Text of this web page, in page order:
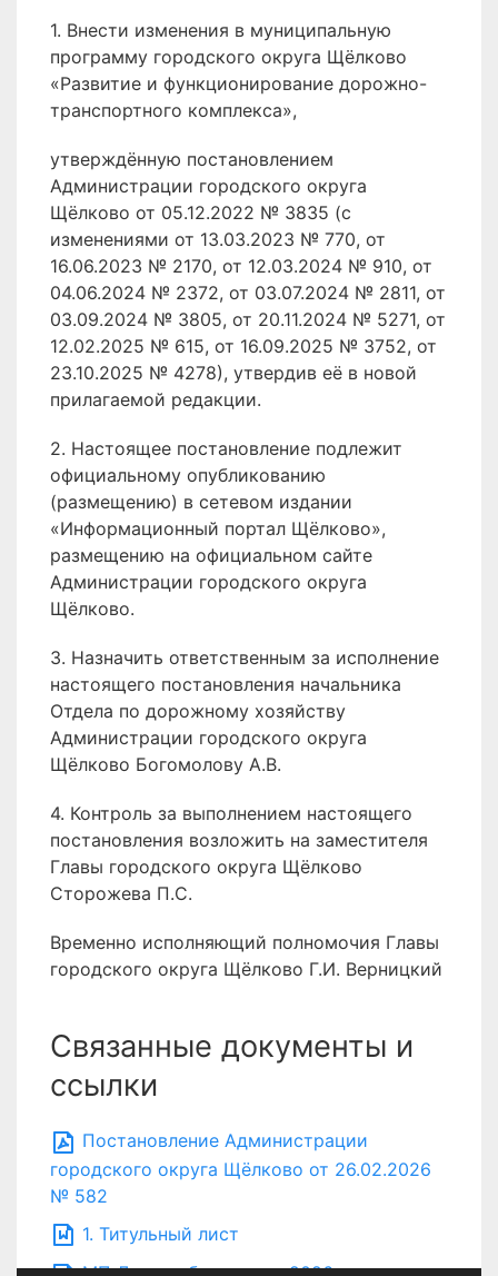
1. Внести изменения в муниципальную
программу городского округа Щёлково
«Развитие и функционирование дорожно-
транспортного комплекса»,
утверждённую постановлением
Администрации городского округа
Щёлково от 05.12.2022 № 3835 (с
изменениями от 13.03.2023 № 770, от
16.06.2023 № 2170, от 12.03.2024 № 910, от
04.06.2024 № 2372, от 03.07.2024 № 2811, от
03.09.2024 № 3805, от 20.11.2024 № 5271, от
12.02.2025 № 615, от 16.09.2025 № 3752, от
23.10.2025 № 4278), утвердив её в новой
прилагаемой редакции.
2. Настоящее постановление подлежит
официальному опубликованию
(размещению) в сетевом издании
«Информационный портал Щёлково»,
размещению на официальном сайте
Администрации городского округа
Щёлково.
3. Назначить ответственным за исполнение
настоящего постановления начальника
Отдела по дорожному хозяйству
Администрации городского округа
Щёлково Богомолову А.В.
4. Контроль за выполнением настоящего
постановления возложить на заместителя
Главы городского округа Щёлково
Сторожева П.С.
Временно исполняющий полномочия Главы
городского округа Щёлково Г.И. Верницкий
Связанные документы и
ссылки
Постановление Администрации
городского округа Щёлково от 26.02.2026
№ 582
1. Титульный лист